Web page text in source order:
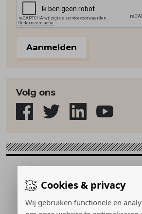
Cookies & privacy
Wij gebruiken functionele en
Aanmelden
Volg ons
Gerealiseerd door: